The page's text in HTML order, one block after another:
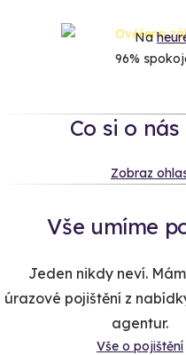
Na
96%
Co si o
Zobraz
Vše umíme
Jeden nikdy neví.
úrazové pojištění z
agentur.
Vše o pojištění